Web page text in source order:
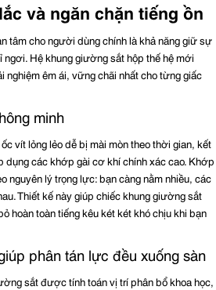
và ngăn chặn tiếng ồn
tâm cho người dùng chính là khả năng giữ sự
ngơi. Hệ khung giường sắt hộp thế hệ mới
nghiệm êm ái, vững chãi nhất cho từng giấc
minh
vít lỏng lẻo dễ bị mài mòn theo thời gian, kết
dụng các khớp gài cơ khí chính xác cao. Khớp
nguyên lý trọng lực: bạn càng nằm nhiều, các
Thiết kế này giúp chiếc khung giường sắt
hoàn toàn tiếng kêu két két khó chịu khi bạn
phân tán lực đều xuống sàn
sắt được tính toán vị trí phân bổ khoa học,